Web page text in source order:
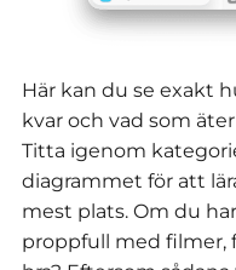
Här kan du se exakt
kvar och vad som
Titta igenom
diagrammet för att
mest plats. Om du
proppfull med filmer,